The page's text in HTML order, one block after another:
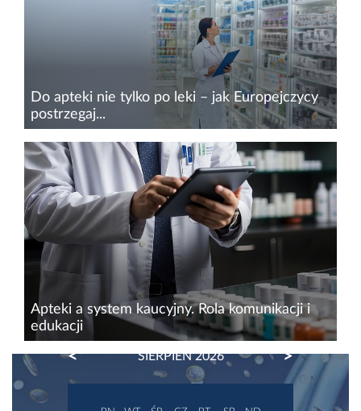
wyzwań zdrowia publicznego w...
Do apteki nie tylko po leki – jak Europejczycy
postrzegaj...
Jak wynika z tegorocznej edycji STADA Health
Report, aż 58% Europejczyków deklaruje
zaufanie do farmaceutów. W kwestiach
związanych ze zdrowiem większym zaufaniem
cieszą się jedynie lekarze rodzinni...
Apteki a system kaucyjny. Rola komunikacji i
edukacji
System kaucyjny, który ma zacząć obowiązywać
w Polsce od 2025 r., to jedno z kluczowych
narzędzi walki z odpadami opakowaniowymi.
SIERPIEŃ 2026
PREVIOUS NEXT